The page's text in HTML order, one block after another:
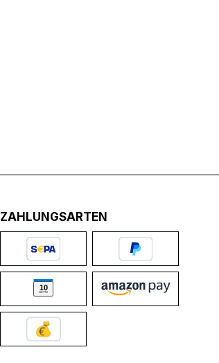
ZAHLUNGSARTEN